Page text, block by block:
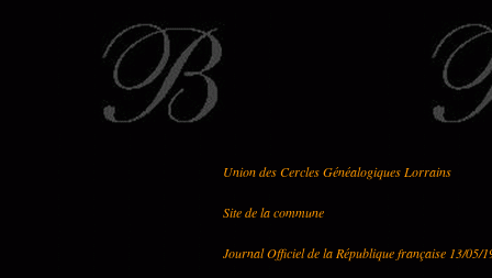
Union des Cercles Généalogiques Lorrains
Site de la commune
Journal Officiel de la République française 13/05/